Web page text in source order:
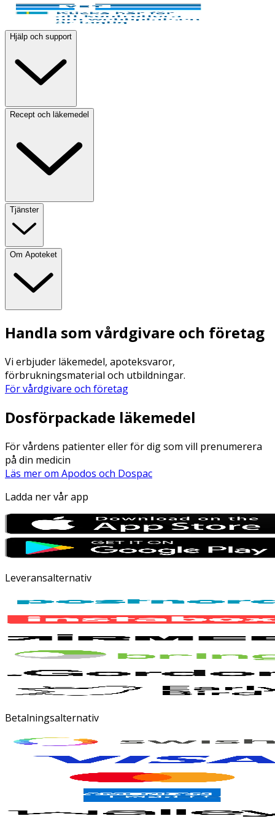
Hjälp och support
Recept och läkemedel
Tjänster
Om Apoteket
Handla som vårdgivare och företag
Vi erbjuder läkemedel, apoteksvaror,
förbrukningsmaterial och utbildningar.
För vårdgivare och företag
Dosförpackade läkemedel
För vårdens patienter eller för dig som vill prenumerera
på din medicin
Läs mer om Apodos och Dospac
Ladda ner vår app
Leveransalternativ
Betalningsalternativ